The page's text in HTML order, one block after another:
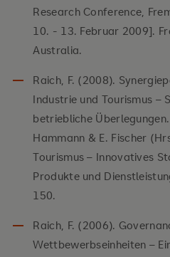
Research Conference,
10. - 13. Februar 2009].
Australia.
Raich, F. (2008).
Industrie und Tourismus –
betriebliche
Hammann & E. Fischer
Tourismus – Innovatives
Produkte und
150.
Raich, F. (2006).
Wettbewerbseinheiten –